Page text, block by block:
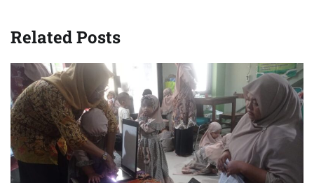
Related Posts